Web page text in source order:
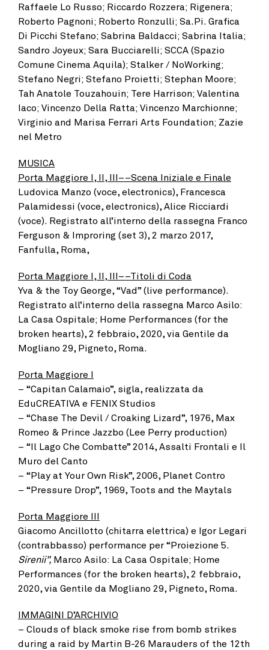
Raffaele Lo Russo; Riccardo Rozzera; Rigenera;
Roberto Pagnoni; Roberto Ronzulli; Sa.Pi. Grafica
Di Picchi Stefano; Sabrina Baldacci; Sabrina Italia;
Sandro Joyeux; Sara Bucciarelli; SCCA (Spazio
Comune Cinema Aquila); Stalker / NoWorking;
Stefano Negri; Stefano Proietti; Stephan Moore;
Tah Anatole Touzahouin; Tere Harrison; Valentina
Iaco; Vincenzo Della Ratta; Vincenzo Marchionne;
Virginio and Marisa Ferrari Arts Foundation; Zazie
nel Metro
MUSICA
Porta Maggiore I, II, III––Scena Iniziale e Finale
Ludovica Manzo (voce, electronics), Francesca
Palamidessi (voce, electronics), Alice Ricciardi
(voce). Registrato all’interno della rassegna Franco
Ferguson & Improring (set 3), 2 marzo 2017,
Fanfulla, Roma,
Porta Maggiore I, II, III––Titoli di Coda
Yva & the Toy George, “Vad” (live performance).
Registrato all’interno della rassegna Marco Asilo:
La Casa Ospitale; Home Performances (for the
broken hearts), 2 febbraio, 2020, via Gentile da
Mogliano 29, Pigneto, Roma.
Porta Maggiore I
– “Capitan Calamaio”, sigla, realizzata da
EduCREATIVA e FENIX Studios
– “Chase The Devil / Croaking Lizard”, 1976, Max
Romeo & Prince Jazzbo (Lee Perry production)
– “Il Lago Che Combatte” 2014, Assalti Frontali e Il
Muro del Canto
– “Play at Your Own Risk”, 2006, Planet Contro
– “Pressure Drop”, 1969, Toots and the Maytals
Porta Maggiore III
Giacomo Ancillotto (chitarra elettrica) e Igor Legari
(contrabbasso) performance per “Proiezione 5.
Sirenii”, Marco Asilo: La Casa Ospitale; Home
Performances (for the broken hearts), 2 febbraio,
2020, via Gentile da Mogliano 29, Pigneto, Roma.
IMMAGINI D’ARCHIVIO
– Clouds of black smoke rise from bomb strikes
during a raid by Martin B-26 Marauders of the 12th